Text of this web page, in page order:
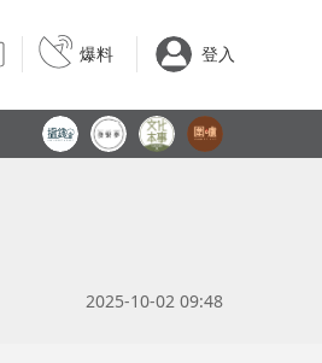
爆料 登入
2025-10-02 09:48